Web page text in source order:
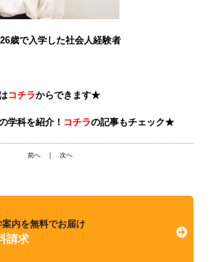
歳で入学した社会人経験者
コチラからできます★
学科を紹介！ コチラの記事もチェック★
前へ｜ 次へ
案内を無料でお届け
請求